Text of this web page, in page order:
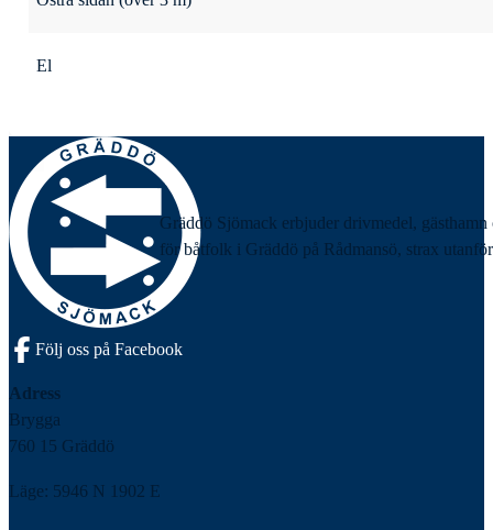
El
Gräddö Sjömack erbjuder drivmedel, gästhamn
för båtfolk i Gräddö på Rådmansö, strax
Följ oss på Facebook
Adress
Brygga
760 15 Gräddö
Läge: 5946 N 1902 E